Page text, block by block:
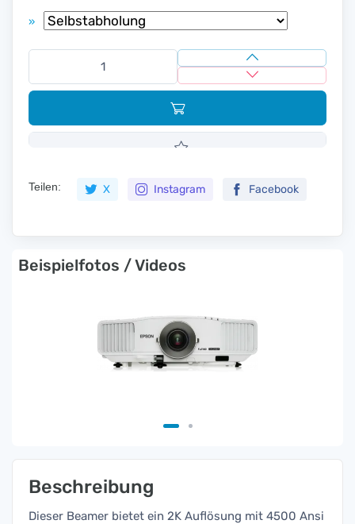
»
Teilen: X Instagram Facebook
Beispielfotos / Videos
Beschreibung
Dieser Beamer bietet ein 2K Auflösung mit 4500 Ansi